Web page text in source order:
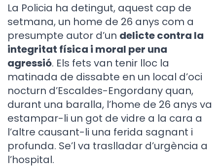
La Policia ha detingut, aquest cap de
setmana, un home de 26 anys com a
presumpte autor d’un delicte contra la
integritat física i moral per una
agressió. Els fets van tenir lloc la
matinada de dissabte en un local d’oci
nocturn d’Escaldes-Engordany quan,
durant una baralla, l’home de 26 anys va
estampar-li un got de vidre a la cara a
l’altre causant-li una ferida sagnant i
profunda. Se’l va traslladar d’urgència a
l’hospital.